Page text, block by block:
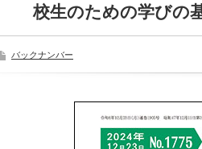
校生のための学びの
バックナンバー